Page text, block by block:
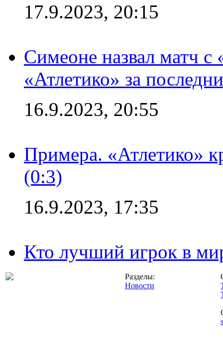
17.9.2023, 20:15
Симеоне назвал матч
«Атлетико» за
16.9.2023, 20:55
Примера. «Атлетико»
(0:3)
16.9.2023, 17:35
Кто лучший игрок в
Разделы:
Новости